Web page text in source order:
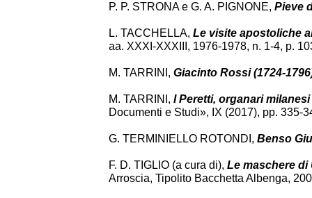
P. P. STRONA e G. A. PIGNONE, Pieve
L. TACCHELLA, Le visite apostoliche
aa. XXXI-XXXIII, 1976-1978, n. 1-4, p.
M. TARRINI, Giacinto Rossi (1724-
M. TARRINI, I Peretti, organari
Documenti e Studi», IX (2017), pp. 335-
G. TERMINIELLO ROTONDI, Benso
F. D. TIGLIO (a cura di), Le maschere di
Arroscia, Tipolito Bacchetta Albenga,